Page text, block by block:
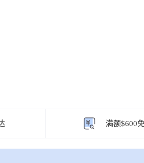
满额$600